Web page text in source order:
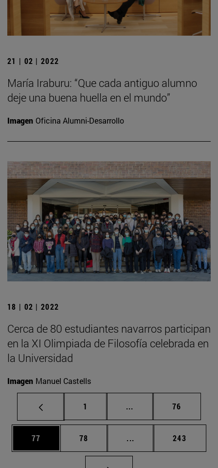
21 | 02 | 2022
María Iraburu: “Que cada antiguo alumno
deje una buena huella en el mundo”
Imagen Oficina Alumni-Desarrollo
18 | 02 | 2022
Cerca de 80 estudiantes navarros participan
en la XI Olimpiada de Filosofía celebrada en
la Universidad
Imagen Manuel Castells
Página
1 ... Páginas intermedias
Página
76
Página
77 Página
78 ... Páginas intermedias
Página
243